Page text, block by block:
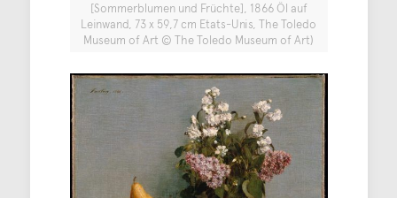
[Sommerblumen und Früchte], 1866 Öl auf
Leinwand, 73 x 59,7 cm Etats-Unis, The Toledo
Museum of Art © The Toledo Museum of Art)